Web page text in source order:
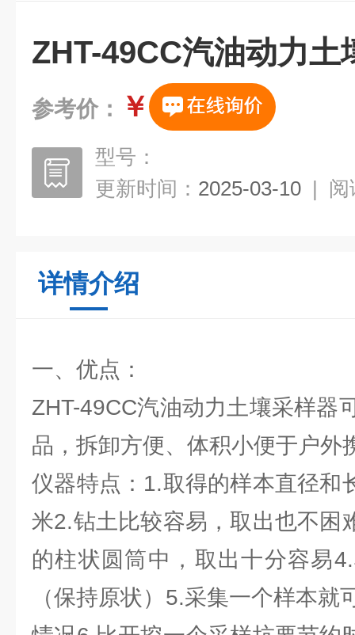
ZHT-49CC汽油动力土
参考价： ￥
型号：
更新时间： 2025-03-10 | 阅
详情介绍
一、优点：
ZHT-49CC汽油动力土壤采样器
品，拆卸方便、体积小便于户外
仪器特点：1.取得的样本直径和
米2.钻土比较容易，取出也不困
的柱状圆筒中，取出十分容易
（保持原状）5.采集一个样本就